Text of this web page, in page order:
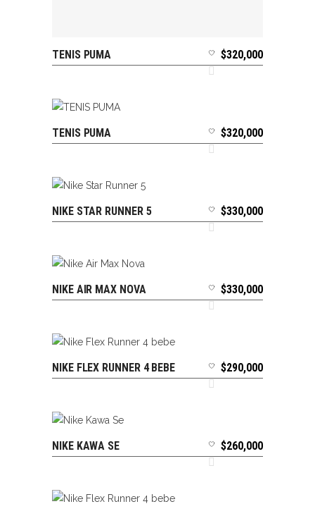
SELECCIONAR OPCIONES
TENIS PUMA $320,000
SELECCIONAR OPCIONES
TENIS PUMA $320,000
SELECCIONAR OPCIONES
NIKE STAR RUNNER 5 $330,000
SELECCIONAR OPCIONES
NIKE AIR MAX NOVA $330,000
SELECCIONAR OPCIONES
NIKE FLEX RUNNER 4 BEBE $290,000
SELECCIONAR OPCIONES
NIKE KAWA SE $260,000